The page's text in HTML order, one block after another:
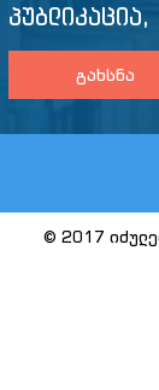
გახსნა
© 2017